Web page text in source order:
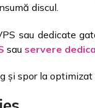
discul.
sau dedicate
sau servere
și spor la optimizat